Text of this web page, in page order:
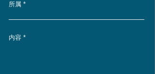
所属
内容